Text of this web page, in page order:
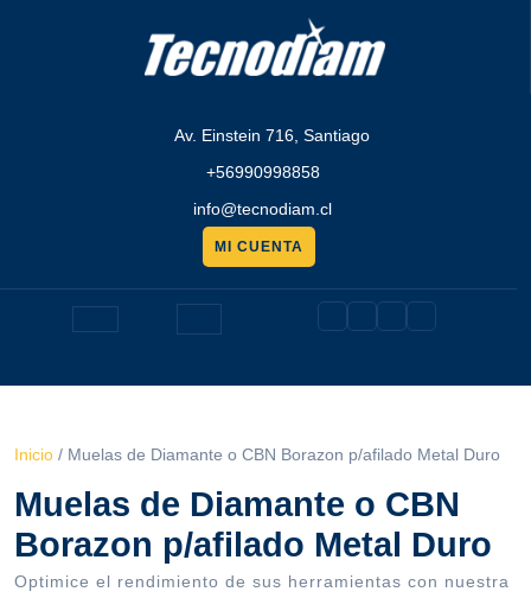
Av. Einstein 716, Santiago
+56990998858
info@tecnodiam.cl
MI CUENTA
presupuesto
Botón
de
apertura
Inicio / Muelas de Diamante o CBN Borazon p/afilado Metal Duro
Muelas de Diamante o CBN
Borazon p/afilado Metal Duro
Optimice el rendimiento de sus herramientas con nuestra